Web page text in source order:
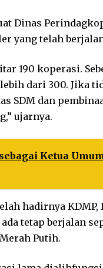
Dinas
yang telah
190 koperasi.
dari 300. Jika
SDM dan
ujarnya.
Ketua
hadirnya
tetap berjalan
Putih.